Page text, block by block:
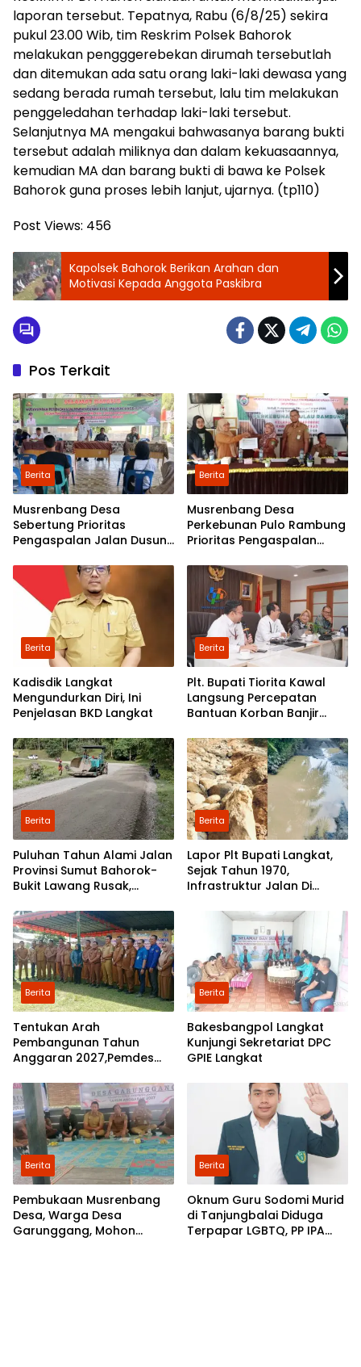
laporan tersebut. Tepatnya, Rabu (6/8/25) sekira
pukul 23.00 Wib, tim Reskrim Polsek Bahorok
melakukan pengggerebekan dirumah tersebutlah
dan ditemukan ada satu orang laki-laki dewasa yang
sedang berada rumah tersebut, lalu tim melakukan
penggeledahan terhadap laki-laki tersebut.
Selanjutnya MA mengakui bahwasanya barang bukti
tersebut adalah miliknya dan dalam kekuasaannya,
kemudian MA dan barang bukti di bawa ke Polsek
Bahorok guna proses lebih lanjut, ujarnya. (tp110)
Post Views: 456
Kapolsek Bahorok Berikan Arahan dan
Motivasi Kepada Anggota Paskibra
Pos Terkait
Berita
Musrenbang Desa
Sebertung Prioritas
Pengaspalan Jalan Dusun
Berita
Musrenbang Desa
Perkebunan Pulo Rambung
Prioritas Pengaspalan
Dusun Pondok Boyan
Berita
Kadisdik Langkat
Mengundurkan Diri, Ini
Penjelasan BKD Langkat
Berita
Plt. Bupati Tiorita Kawal
Langsung Percepatan
Bantuan Korban Banjir
Berita
Puluhan Tahun Alami Jalan
Provinsi Sumut Bahorok-
Bukit Lawang Rusak,
Perbaikan
Berita
Lapor Plt Bupati Langkat,
Sejak Tahun 1970,
Infrastruktur Jalan Di
Diperhatikan Pemerintah
Kabupaten Langkat
Berita
Tentukan Arah
Pembangunan Tahun
Anggaran 2027,Pemdes
Musrenbang
Berita
Bakesbangpol Langkat
Kunjungi Sekretariat DPC
GPIE Langkat
Berita
Pembukaan Musrenbang
Desa, Warga Desa
Garunggang, Mohon
Berita
Oknum Guru Sodomi Murid
di Tanjungbalai Diduga
Terpapar LGBTQ, PP IPA